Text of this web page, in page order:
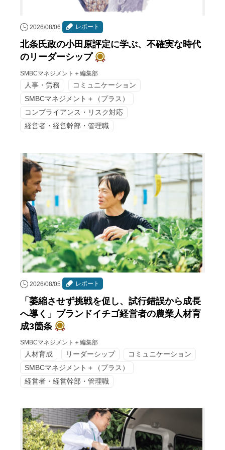
2026/08/06 レポート
北条氏政の小田原評定に学ぶ、不確実な時代
のリーダーシップ
SMBCマネジメント＋編集部
人事・労務
コミュニケーション
SMBCマネジメント＋（プラス）
コンプライアンス・リスク対応
経営者・経営幹部・管理職
2026/08/05 レポート
「萎縮させず挑戦を促し、試行錯誤から成長
へ導く」ブランドイチゴ経営者の農業人材育
成3箇条
SMBCマネジメント＋編集部
人材育成 リーダーシップ
コミュニケーション
SMBCマネジメント＋（プラス）
経営者・経営幹部・管理職